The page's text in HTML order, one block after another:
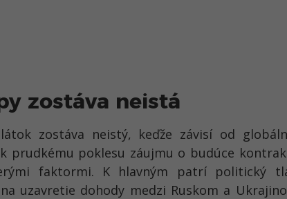
zostáva neistá
zostáva neistý, keďže závisí od
prudkému poklesu záujmu o budúce
faktormi. K hlavným patrí politický
uzavretie dohody medzi Ruskom a